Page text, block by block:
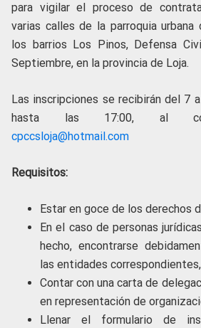
para vigilar el proceso de
varias calles de la parroquia urbana
los barrios Los Pinos, Defensa
Septiembre, en la provincia de Loja.
Las inscripciones se recibirán del 7
hasta las 17:00, al
cpccsloja@hotmail.com
Requisitos:
Estar en goce de los derechos
En el caso de personas
hecho, encontrarse
las entidades
Contar con una carta de
en representación de
Llenar el formulario de